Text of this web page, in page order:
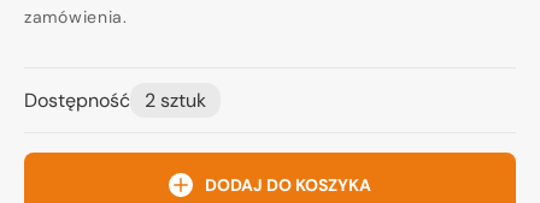
zamówienia.
Dostępność 2 sztuk
DODAJ DO KOSZYKA